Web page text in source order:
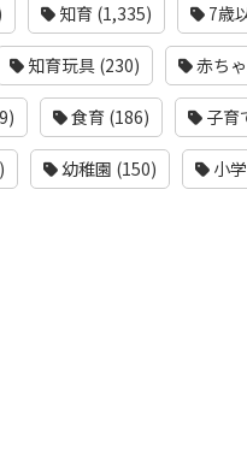
知育 (1,335) 7歳
知育玩具 (230) 赤ち
食育 (186) 子育
幼稚園 (150) 小